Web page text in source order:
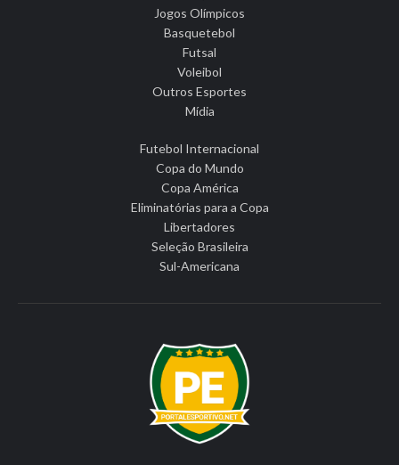
Jogos Olímpicos
Basquetebol
Futsal
Voleibol
Outros Esportes
Mídia
Futebol Internacional
Copa do Mundo
Copa América
Eliminatórias para a Copa
Libertadores
Seleção Brasileira
Sul-Americana